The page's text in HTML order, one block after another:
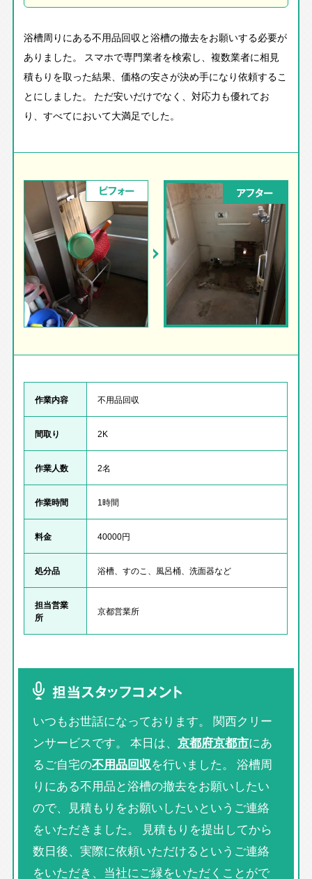
浴槽周りにある不用品回収と浴槽の撤去をお願いする必要が
ありました。 スマホで専門業者を検索し、複数業者に相見
積もりを取った結果、価格の安さが決め手になり依頼するこ
とにしました。 ただ安いだけでなく、対応力も優れてお
り、すべてにおいて大満足でした。
ビフォー アフター
作業内容 不用品回収
間取り 2K
作業人数 2名
作業時間 1時間
料金 40000円
処分品 浴槽、すのこ、風呂桶、洗面器など
担当営業
所
京都営業所
担当スタッフコメント
いつもお世話になっております。 関西クリー
ンサービスです。 本日は、 京都府京都市にあ
るご自宅の不用品回収を行いました。 浴槽周
りにある不用品と浴槽の撤去をお願いしたい
ので、見積もりをお願いしたいというご連絡
をいただきました。 見積もりを提出してから
数日後、実際に依頼いただけるというご連絡
をいただき、当社にご縁をいただくことがで